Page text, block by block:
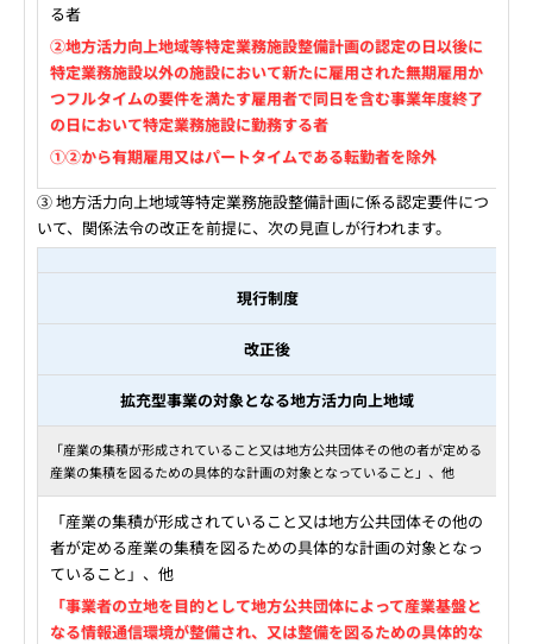
る者
②地方活力向上地域等特定業務施設整備計画の認定の日以後に
特定業務施設以外の施設において新たに雇用された無期雇用か
つフルタイムの要件を満たす雇用者で同日を含む事業年度終了
の日において特定業務施設に勤務する者
①②から有期雇用又はパートタイムである転勤者を除外
③ 地方活力向上地域等特定業務施設整備計画に係る認定要件につ
いて、関係法令の改正を前提に、次の見直しが行われます。
現行制度
改正後
拡充型事業の対象となる地方活力向上地域
「産業の集積が形成されていること又は地方公共団体その他の者が定める
産業の集積を図るための具体的な計画の対象となっていること」、他
「産業の集積が形成されていること又は地方公共団体その他の
者が定める産業の集積を図るための具体的な計画の対象となっ
ていること」、他
「事業者の立地を目的として地方公共団体によって産業基盤と
なる情報通信環境が整備され、又は整備を図るための具体的な